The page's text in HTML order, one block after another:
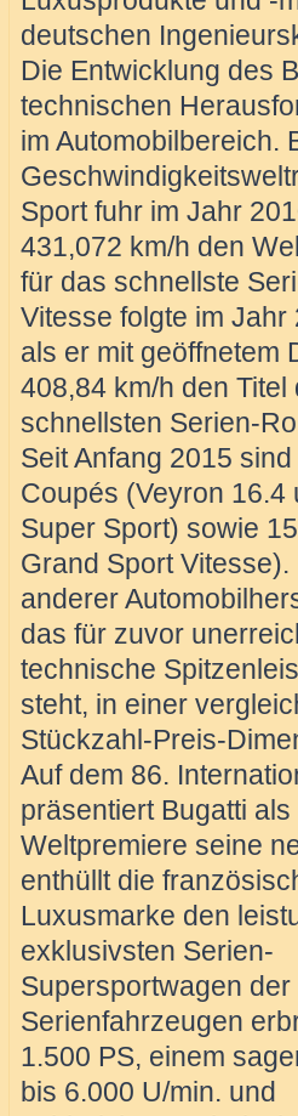
deutschen
Die Entwicklung des
technischen
im Automobilbereich.
Sport fuhr im Jahr
431,072 km/h den
für das schnellste
Vitesse folgte im Jahr
als er mit geöffnetem
408,84 km/h den Titel
schnellsten Serien-
Seit Anfang 2015
Coupés (Veyron 16.4
Super Sport) sowie
Grand Sport Vitesse).
anderer
das für zuvor
technische
steht, in einer
Stückzahl-Preis-
Auf dem 86.
präsentiert Bugatti als
Weltpremiere seine
enthüllt die
Luxusmarke den
exklusivsten Serien-
Supersportwagen
Serienfahrzeugen
1.500 PS, einem
bis 6.000 U/min. und